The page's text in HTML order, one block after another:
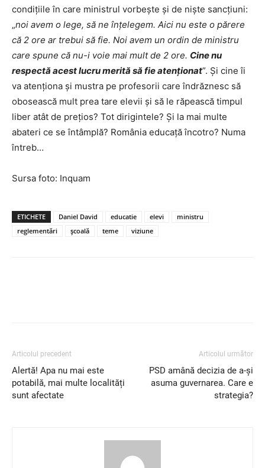
condițiile în care ministrul vorbește și de niște sancțiuni:
„noi avem o lege, să ne înțelegem. Aici nu este o părere
că 2 ore ar trebui să fie. Noi avem un ordin de ministru
care spune că nu-i voie mai mult de 2 ore. Cine nu
respectă acest lucru merită să fie atenționat”. Și cine îi
va atenționa și mustra pe profesorii care îndrăznesc să
obosească mult prea tare elevii și să le răpească timpul
liber atât de prețios? Tot dirigintele? Și la mai multe
abateri ce se întâmplă? România educață încotro? Numa
întreb…
Sursa foto: Inquam
ETICHETE Daniel David educatie elevi
ministru
reglementări
școală teme viziune
Articolul precedent
Alertă! Apa nu mai este
potabilă, mai multe localități
sunt afectate
Articolul următor
PSD amână decizia de a-și
asuma guvernarea. Care e
strategia?